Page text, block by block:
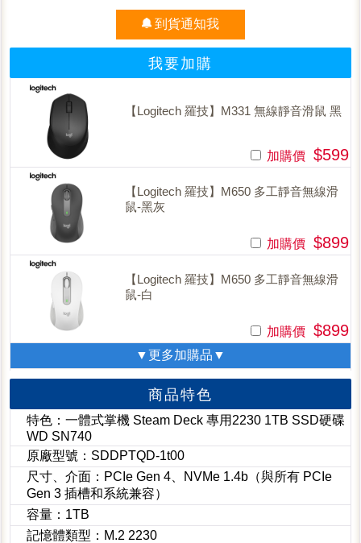
到貨通知我
我要加購
【Logitech 羅技】M331 無線靜音滑鼠 黑
加購價 $599
【Logitech 羅技】M650 多工靜音無線滑
鼠-黑灰
加購價 $899
【Logitech 羅技】M650 多工靜音無線滑
鼠-白
加購價 $899
▼更多加購品▼
商品特色
特色：一體式掌機 Steam Deck 專用2230 1TB SSD硬碟
WD SN740
原廠型號：SDDPTQD-1t00
尺寸、介面：PCIe Gen 4、NVMe 1.4b（與所有 PCIe
Gen 3 插槽和系統兼容）
容量：1TB
記憶體類型：M.2 2230